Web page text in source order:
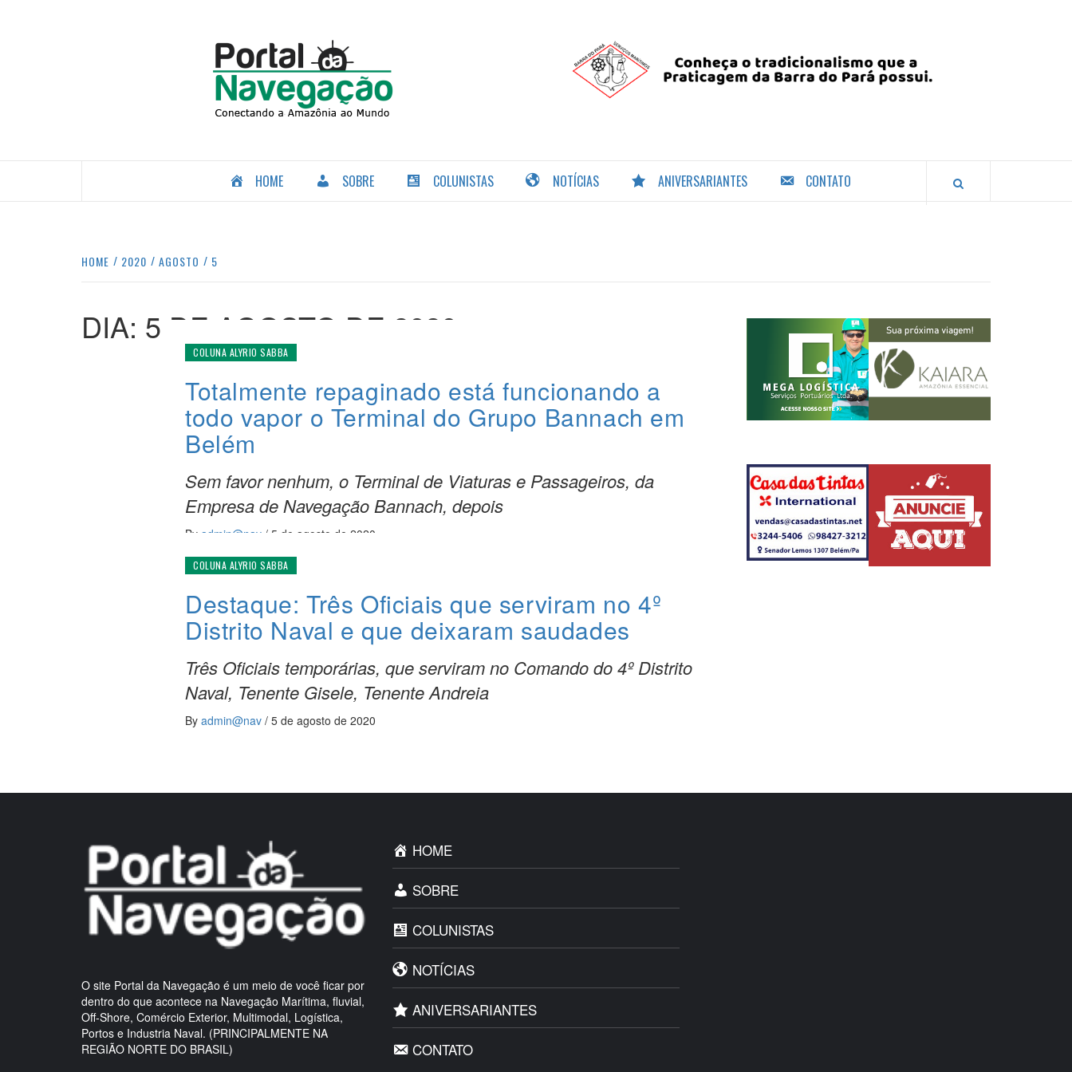
HOME SOBRE COLUNISTAS NOTÍCIAS ANIVERSARIANTES CONTATO
HOME 2020 AGOSTO 5
DIA: 5 DE AGOSTO DE 2020
COLUNA ALYRIO SABBA
Totalmente repaginado está funcionando a
todo vapor o Terminal do Grupo Bannach em
Belém
Sem favor nenhum, o Terminal de Viaturas e Passageiros, da
Empresa de Navegação Bannach, depois
By admin@nav / 5 de agosto de 2020
COLUNA ALYRIO SABBA
Destaque: Três Oficiais que serviram no 4º
Distrito Naval e que deixaram saudades
Três Oficiais temporárias, que serviram no Comando do 4º Distrito
Naval, Tenente Gisele, Tenente Andreia
By admin@nav / 5 de agosto de 2020
O site Portal da Navegação é um meio de você ficar por
dentro do que acontece na Navegação Marítima, fluvial,
Off-Shore, Comércio Exterior, Multimodal, Logística,
Portos e Industria Naval. (PRINCIPALMENTE NA
REGIÃO NORTE DO BRASIL)
HOME
SOBRE
COLUNISTAS
NOTÍCIAS
ANIVERSARIANTES
CONTATO